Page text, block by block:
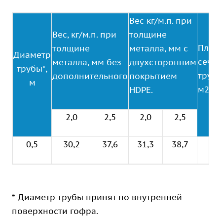
Диаметр
трубы*,
м
Вес, кг/м.п. при
толщине
металла, мм без
дополнительного
Вес кг/м.п. при
толщине
металла, мм с
двухсторонним
покрытием
HDPE.
м2
2,0 2,5 2,0 2,5
0,5 30,2 37,6 31,3 38,7
* Диаметр трубы принят по внутренней
поверхности гофра.